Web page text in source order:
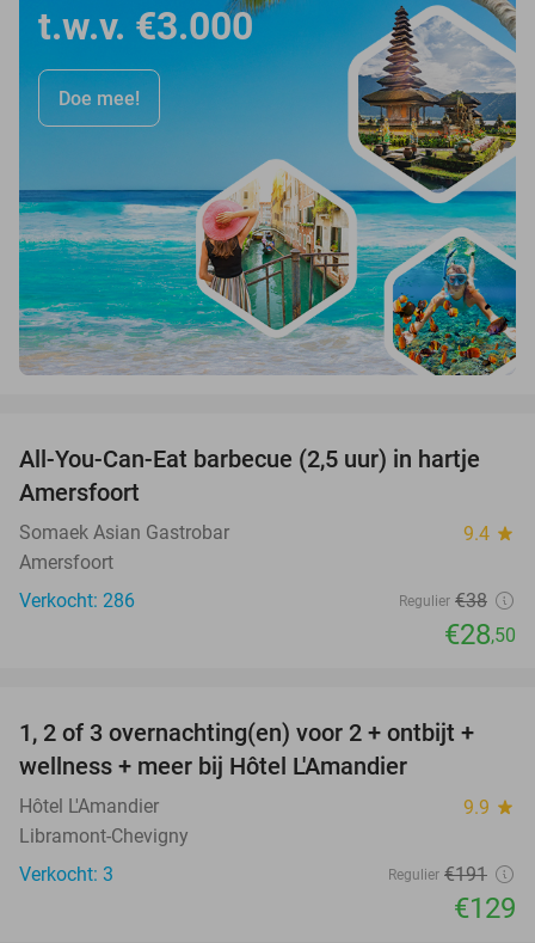
t.w.v. €3.000
Doe mee!
25%
All-You-Can-Eat barbecue (2,5 uur) in hartje
Amersfoort
Somaek Asian Gastrobar 9.4 star
Amersfoort
Verkocht: 286
Regulier €38
€28,50
32%
TODAY
1, 2 of 3 overnachting(en) voor 2 + ontbijt +
wellness + meer bij Hôtel L'Amandier
Hôtel L'Amandier 9.9 star
Libramont-Chevigny
Verkocht: 3
Regulier €191
€129